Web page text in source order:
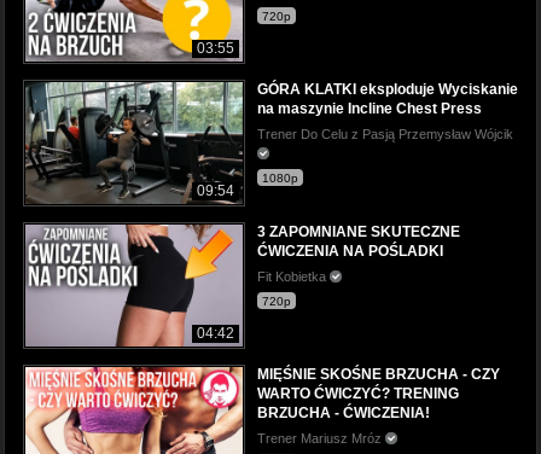
03:55
720p
09:54
GÓRA KLATKI eksploduje Wyciskanie
na maszynie Incline Chest Press
Trener Do Celu z Pasją Przemysław Wójcik
1080p
04:42
3 ZAPOMNIANE SKUTECZNE
ĆWICZENIA NA POŚLADKI
Fit Kobietka
720p
MIĘŚNIE SKOŚNE BRZUCHA - CZY
WARTO ĆWICZYĆ? TRENING
BRZUCHA - ĆWICZENIA!
Trener Mariusz Mróz